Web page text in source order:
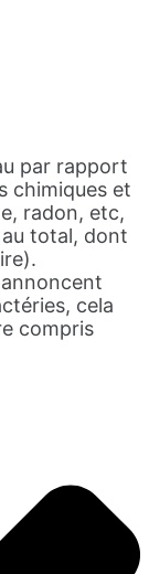
par rapport
chimiques et
radon, etc,
total, dont
cela
compris